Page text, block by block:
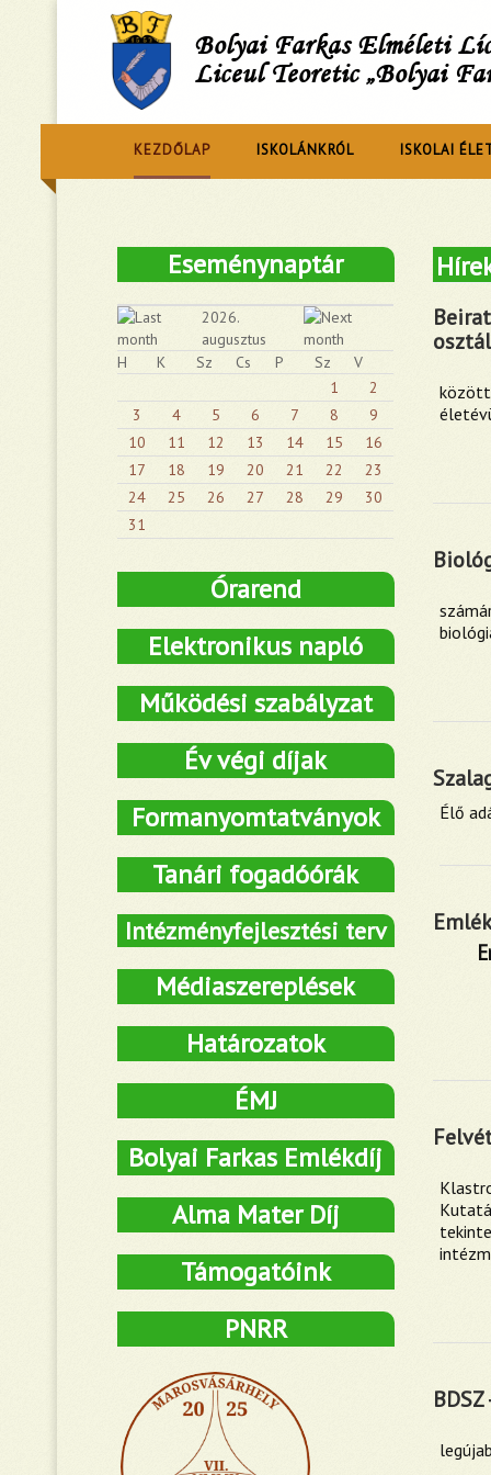
Bolyai Farkas Elméleti
Liceul Teoretic „Bolyai
KEZDŐLAP ISKOLÁNKRÓL ISKOLAI
Élő
Eseménynaptár
2026.
augusztus
H
K Sz Cs P Sz
V
1
2
3
4 5 6 7 8
9
10
11 12 13 14 15
16
17
18 19 20 21 22
23
24
25 26 27 28 29
30
31
Órarend
Elektronikus napló
Működési szabályzat
Év végi díjak
Formanyomtatványok
Tanári fogadóórák
Intézményfejlesztési terv
Médiaszereplések
Határozatok
ÉMJ
Bolyai Farkas Emlékdíj
Alma Mater Díj
Támogatóink
PNRR